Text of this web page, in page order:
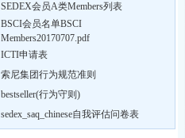
SEDEX会员A类Members列表
BSCI会员名单BSCI
Members20170707.pdf
ICTI申请表
索尼集团行为规范准则
bestseller(行为守则)
sedex_saq_chinese自我评估问卷表